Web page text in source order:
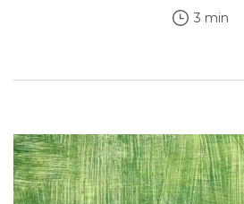
3 min